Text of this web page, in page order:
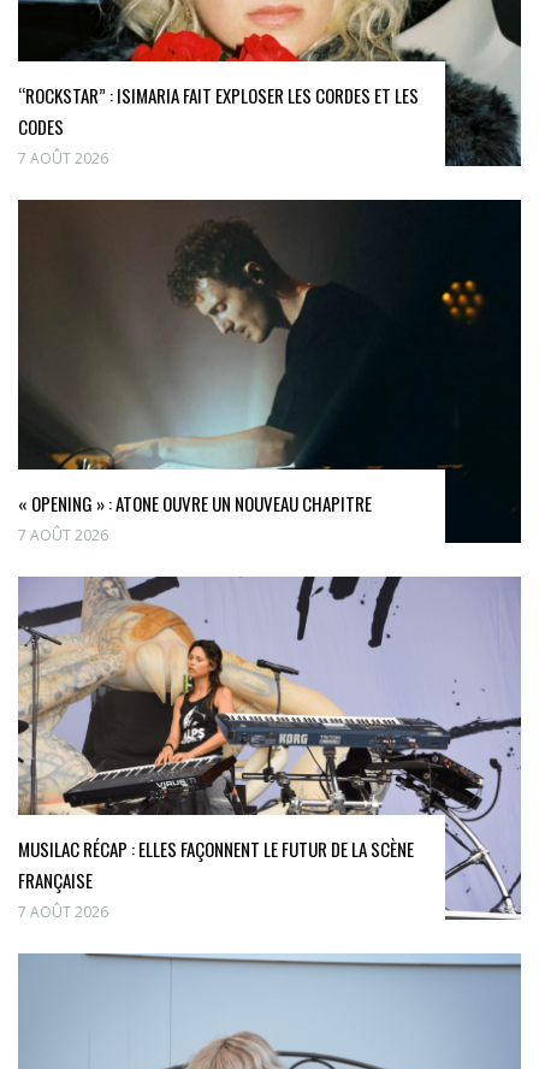
“ROCKSTAR” : ISIMARIA FAIT EXPLOSER LES CORDES ET LES
CODES
7 AOÛT 2026
« OPENING » : ATONE OUVRE UN NOUVEAU CHAPITRE
7 AOÛT 2026
MUSILAC RÉCAP : ELLES FAÇONNENT LE FUTUR DE LA SCÈNE
FRANÇAISE
7 AOÛT 2026